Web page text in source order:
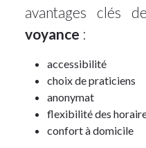
avantages clés
voyance :
accessibilité
choix de praticiens
anonymat
flexibilité des
confort à domicile